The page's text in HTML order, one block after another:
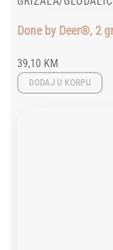
Done by Deer®, 2
39,10 KM
DODAJ U KORPU